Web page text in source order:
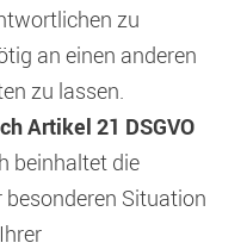
zu
an einen anderen
zu lassen.
Artikel 21 DSGVO
beinhaltet die
besonderen Situation